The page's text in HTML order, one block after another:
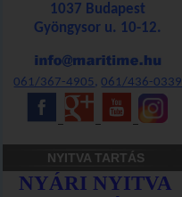
1037 Budapest
Gyöngysor u. 10-12.
061/367-4905,061/436-0339
NYITVA TARTÁS